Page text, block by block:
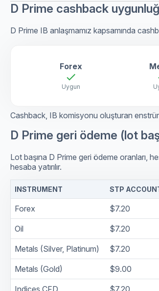
D Prime cashback
D Prime IB anlaşmamız kapsamında
Forex
check
Uygun
Cashback, IB komisyonu oluşturan
D Prime geri ödeme (lot
Lot başına D Prime geri ödeme oranları,
hesaba yatırılır.
INSTRUMENT STP
Forex $7.20
Oil $7.20
Metals (Silver, Platinum) $7.20
Metals (Gold) $9.00
Indices CFD $7.20